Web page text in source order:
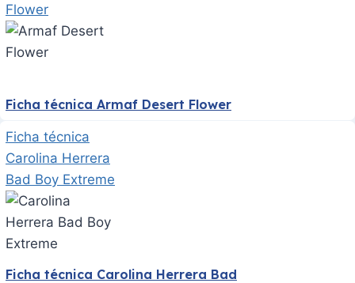
Flower
Ficha técnica Armaf Desert Flower
Ficha técnica
Carolina Herrera
Bad Boy Extreme
Ficha técnica Carolina Herrera Bad